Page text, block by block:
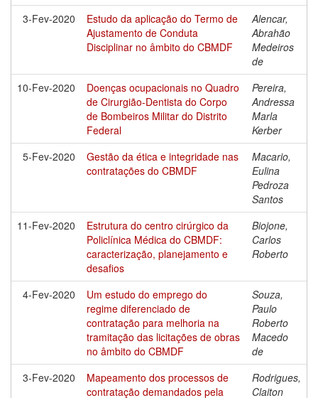
3-Fev-2020
Estudo da aplicação do Termo de
Ajustamento de Conduta
Disciplinar no âmbito do CBMDF
Alencar,
Abrahão
Medeiros
de
10-Fev-2020
Doenças ocupacionais no Quadro
de Cirurgião-Dentista do Corpo
de Bombeiros Militar do Distrito
Federal
Pereira,
Andressa
Marla
Kerber
5-Fev-2020
Gestão da ética e integridade nas
contratações do CBMDF
Macario,
Eulina
Pedroza
Santos
11-Fev-2020
Estrutura do centro cirúrgico da
Policlínica Médica do CBMDF:
caracterização, planejamento e
desafios
Biojone,
Carlos
Roberto
4-Fev-2020
Um estudo do emprego do
regime diferenciado de
contratação para melhoria na
tramitação das licitações de obras
no âmbito do CBMDF
Souza,
Paulo
Roberto
Macedo
de
3-Fev-2020
Mapeamento dos processos de
contratação demandados pela
Rodrigues,
Claiton